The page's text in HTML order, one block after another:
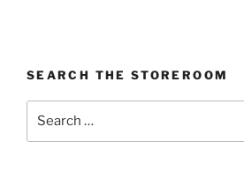
SEARCH THE STOREROOM